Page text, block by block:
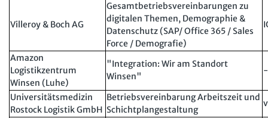
Villeroy & Boch AG
Gesamtbetriebsvereinbarungen zu
digitalen Themen, Demographie &
Datenschutz (SAP/ Office 365 / Sales
Force / Demografie)
Amazon
Logistikzentrum
Winsen (Luhe)
"Integration: Wir am Standort
Winsen"
-
Universitätsmedizin
Rostock Logistik GmbH
Betriebsvereinbarung Arbeitszeit und
Schichtplangestaltung